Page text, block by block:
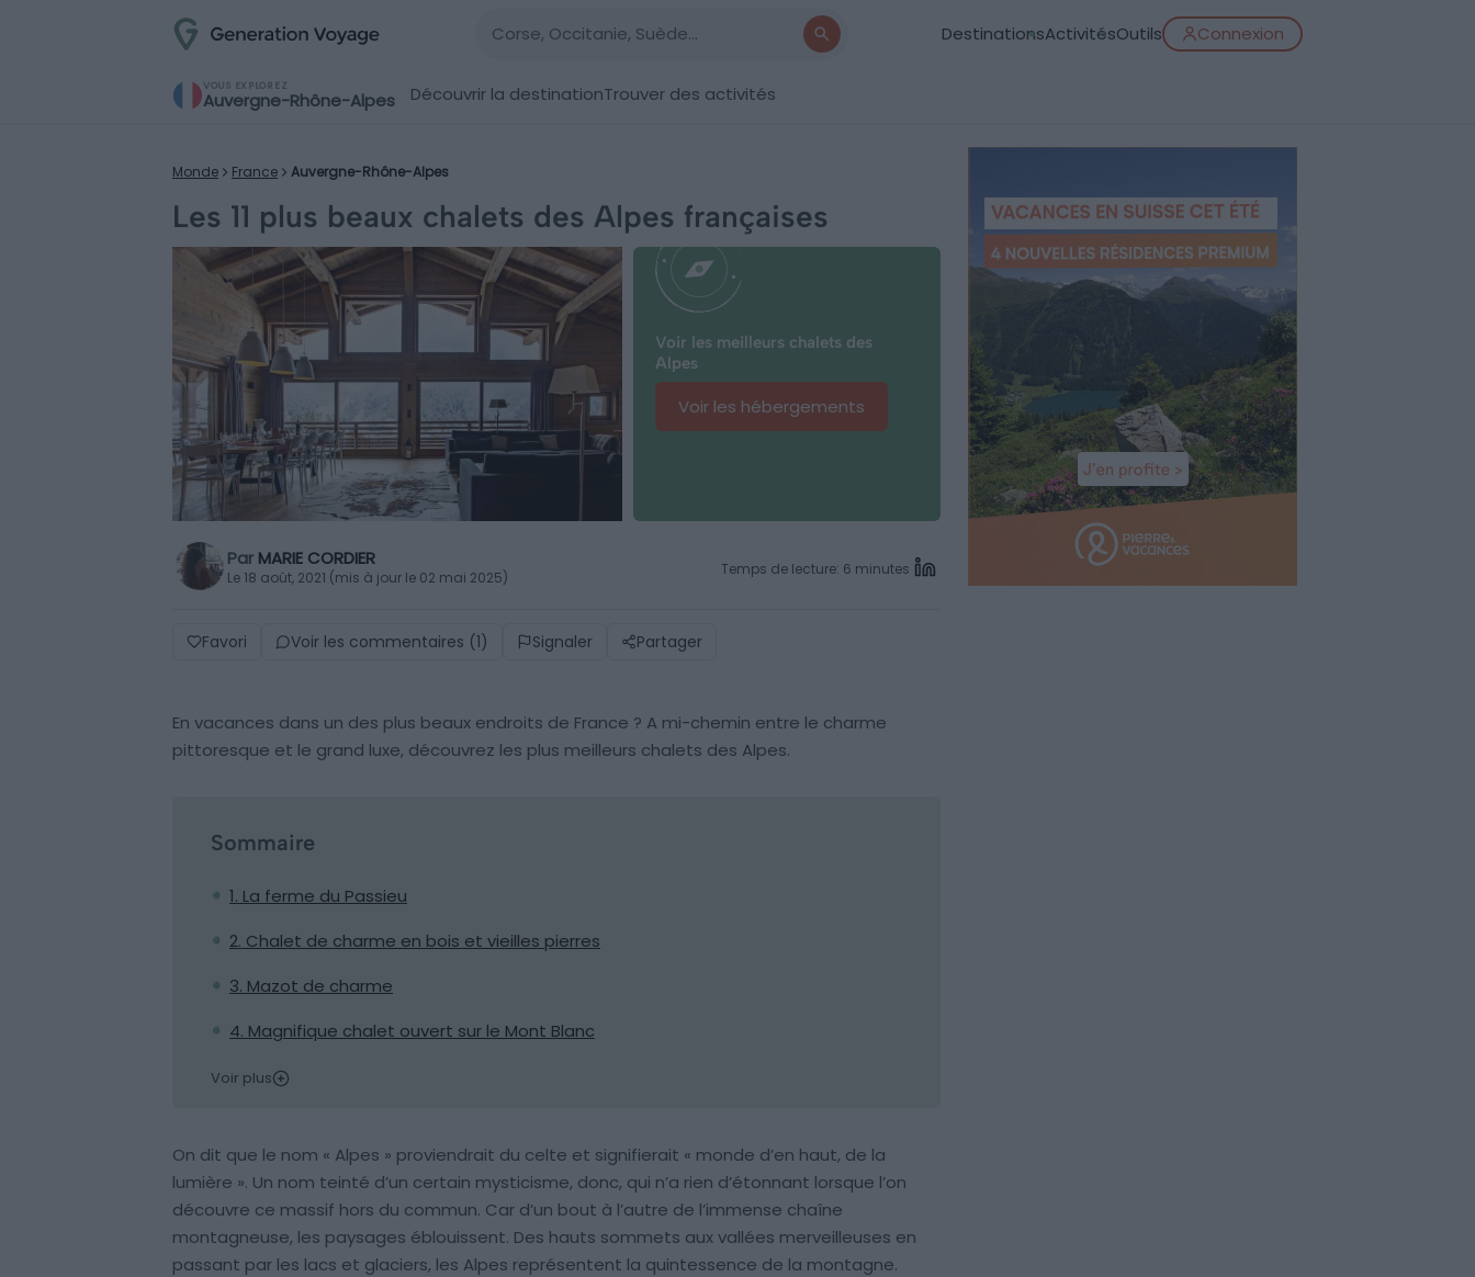
DestinationsActivitésOutils Connexion
VOUS EXPLOREZ
Auvergne-Rhône-Alpes Découvrir la destinationTrouver des activités
Monde France Auvergne-Rhône-Alpes
Les 11 plus beaux chalets des Alpes françaises
Voir les meilleurs chalets des
Alpes
Voir les hébergements
Par MARIE CORDIER
Le 18 août, 2021 (mis à jour le 02 mai 2025) Temps de lecture: 6 minutes
Favori Voir les commentaires (1) Signaler Partager
En vacances dans un des plus beaux endroits de France ? A mi-chemin entre le charme
pittoresque et le grand luxe, découvrez les plus meilleurs chalets des Alpes.
Sommaire
1. La ferme du Passieu
2. Chalet de charme en bois et vieilles pierres
3. Mazot de charme
4. Magnifique chalet ouvert sur le Mont Blanc
Voir plus
On dit que le nom « Alpes » proviendrait du celte et signifierait « monde d’en haut, de la
lumière ». Un nom teinté d’un certain mysticisme, donc, qui n’a rien d’étonnant lorsque l’on
découvre ce massif hors du commun. Car d’un bout à l’autre de l’immense chaîne
montagneuse, les paysages éblouissent. Des hauts sommets aux vallées merveilleuses en
passant par les lacs et glaciers, les Alpes représentent la quintessence de la montagne.